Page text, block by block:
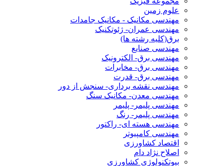
علوم زمین
مهندسی مکانیک - مکانیک جامدات
مهندسی عمران- ژئوتکنیک
برق(کلیه رشته ها)
مهندسی صنایع
مهندسی برق- الکترونیک
مهندسی برق- مخابرات
مهندسی برق- قدرت
مهندسی نقشه برداری- سنجش از دور
مهندسی معدن- مکانیک سنگ
مهندسی پلیمر- پلیمر
مهندسی پلیمر- رنگ
مهندسی هسته ای- راکتور
مهندسی کامپیوتر
اقتصاد کشاورزی
اصلاح نژاد دام
بیوتکنولوژی کشاورزی